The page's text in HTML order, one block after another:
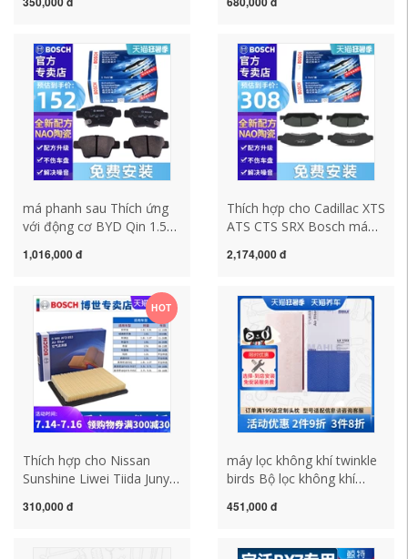
Kaizun Sorento máy lọc
không khí ô tô toglo
Audi A6L 05-11 máy lọc
xe hơi
má phanh sau Thích ứng
với động cơ BYD Qin 1.5T
của Bosch sau 12 mẫu má
phanh xe máy wave
1,016,000 đ
Thích hợp cho Cadillac XTS
ATS CTS SRX Bosch má
má phanh gốm ma sát má
máy
2,174,000 đ
HOT
Thích hợp cho Nissan
Sunshine Liwei Tiida Junyi
Navaratuda bộ lọc không
310,000 đ
máy lọc không khí twinkle
birds Bộ lọc không khí
với định dạng bộ lọc không
Bora/Lavida/Golf/Audi A3
451,000 đ